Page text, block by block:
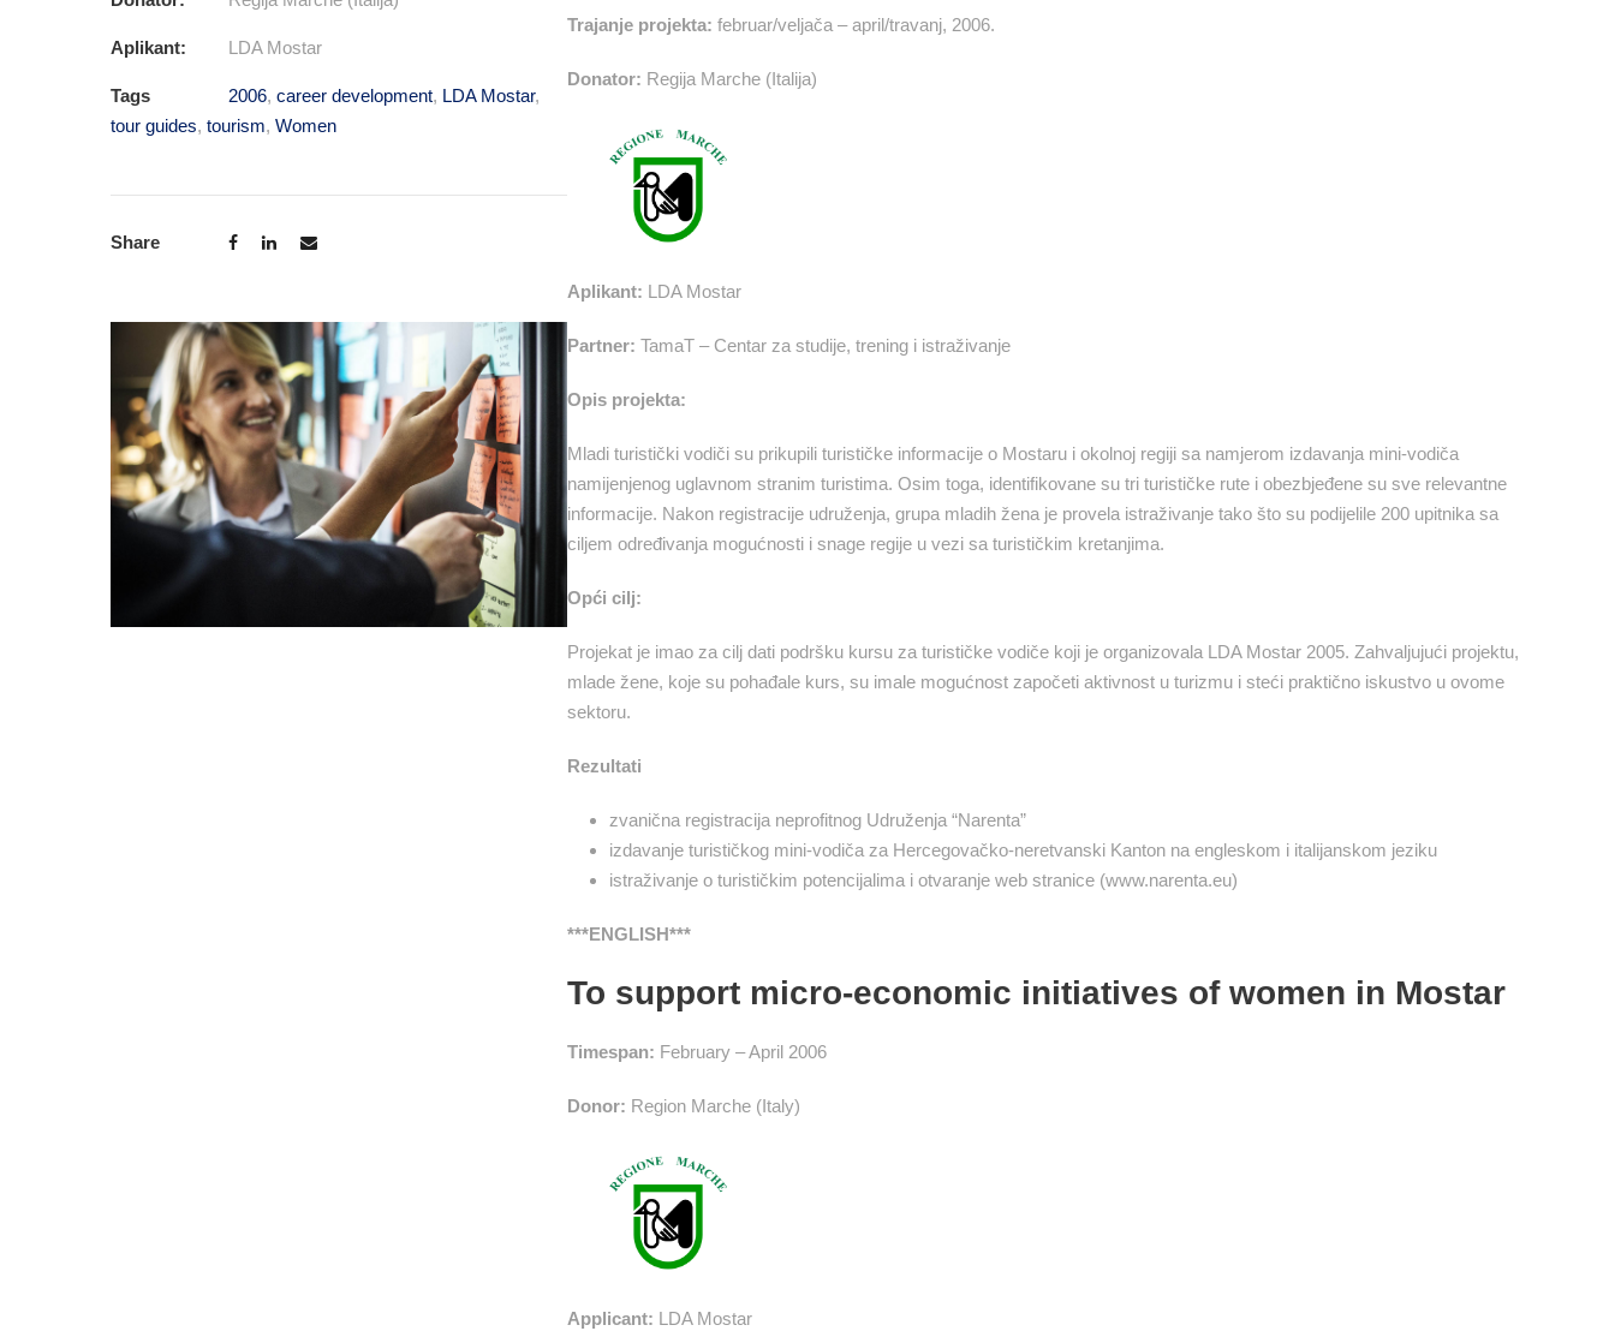
Aplikant: LDA Mostar
Tags 2006, career development, LDA Mostar,
tour guides, tourism, Women
Share
Trajanje projekta: februar/veljača – april/travanj, 2006.
Donator: Regija Marche (Italija)
Aplikant: LDA Mostar
Partner: TamaT – Centar za studije, trening i istraživanje
Opis projekta:
Mladi turistički vodiči su prikupili turističke informacije o Mostaru i okolnoj regiji sa namjerom izdavanja mini-vodiča
namijenjenog uglavnom stranim turistima. Osim toga, identifikovane su tri turističke rute i obezbjeđene su sve relevantne
informacije. Nakon registracije udruženja, grupa mladih žena je provela istraživanje tako što su podijelile 200 upitnika sa
ciljem određivanja mogućnosti i snage regije u vezi sa turističkim kretanjima.
Opći cilj:
Projekat je imao za cilj dati podršku kursu za turističke vodiče koji je organizovala LDA Mostar 2005. Zahvaljujući projektu,
mlade žene, koje su pohađale kurs, su imale mogućnost započeti aktivnost u turizmu i steći praktično iskustvo u ovome
sektoru.
Rezultati
zvanična registracija neprofitnog Udruženja “Narenta”
izdavanje turističkog mini-vodiča za Hercegovačko-neretvanski Kanton na engleskom i italijanskom jeziku
istraživanje o turističkim potencijalima i otvaranje web stranice (www.narenta.eu)
***ENGLISH***
To support micro-economic initiatives of women in Mostar
Timespan: February – April 2006
Donor: Region Marche (Italy)
Applicant: LDA Mostar